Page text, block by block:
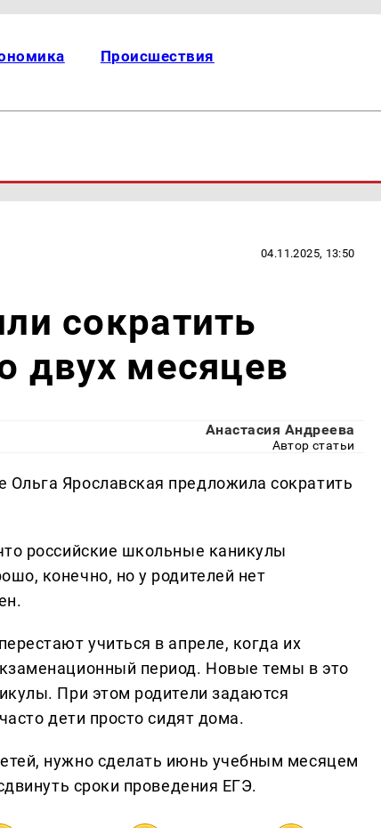
Происшествия
04.11.2025, 13:50
сократить
двух месяцев
Анастасия Андреева
Автор статьи
Ярославская предложила сократить
российские школьные каникулы
конечно, но у родителей нет
учиться в апреле, когда их
период. Новые темы в это
При этом родители задаются
дети просто сидят дома.
нужно сделать июнь учебным месяцем
сроки проведения ЕГЭ.